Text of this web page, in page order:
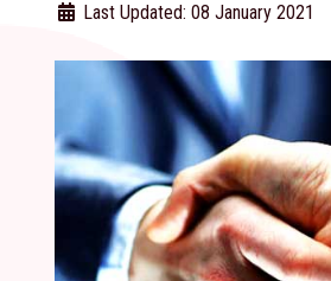
Last Updated: 08 January 2021